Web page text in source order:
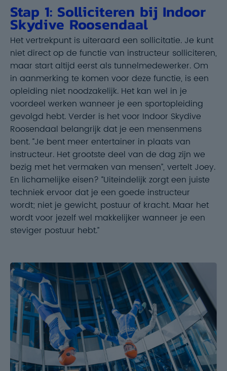
Stap 1: Solliciteren bij Indoor
Skydive Roosendaal
Het vertrekpunt is uiteraard een sollicitatie. Je kunt
niet direct op de functie van instructeur solliciteren,
maar start altijd eerst als tunnelmedewerker. Om
in aanmerking te komen voor deze functie, is een
opleiding niet noodzakelijk. Het kan wel in je
voordeel werken wanneer je een sportopleiding
gevolgd hebt. Verder is het voor Indoor Skydive
Roosendaal belangrijk dat je een mensenmens
bent. “Je bent meer entertainer in plaats van
instructeur. Het grootste deel van de dag zijn we
bezig met het vermaken van mensen”, vertelt Joey.
En lichamelijke eisen? “Uiteindelijk zorgt een juiste
techniek ervoor dat je een goede instructeur
wordt; niet je gewicht, postuur of kracht. Maar het
wordt voor jezelf wel makkelijker wanneer je een
steviger postuur hebt.”